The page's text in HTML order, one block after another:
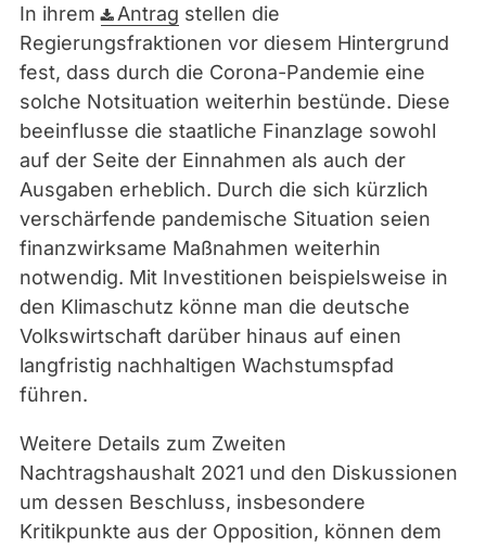
s
In ihrem Antrag stellen die
Regierungsfraktionen vor diesem Hintergrund
fest, dass durch die Corona-Pandemie eine
solche Notsituation weiterhin bestünde. Diese
beeinflusse die staatliche Finanzlage sowohl
auf der Seite der Einnahmen als auch der
Ausgaben erheblich. Durch die sich kürzlich
verschärfende pandemische Situation seien
finanzwirksame Maßnahmen weiterhin
notwendig. Mit Investitionen beispielsweise in
den Klimaschutz könne man die deutsche
Volkswirtschaft darüber hinaus auf einen
langfristig nachhaltigen Wachstumspfad
führen.
Weitere Details zum Zweiten
Nachtragshaushalt 2021 und den Diskussionen
um dessen Beschluss, insbesondere
Kritikpunkte aus der Opposition, können dem